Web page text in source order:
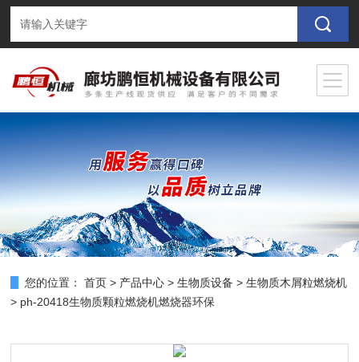
您的位置： 首页 > 产品中心 >生物质设备 >生物质木屑粒燃烧机
> ph-20418生物质颗粒燃烧机燃烧器环保